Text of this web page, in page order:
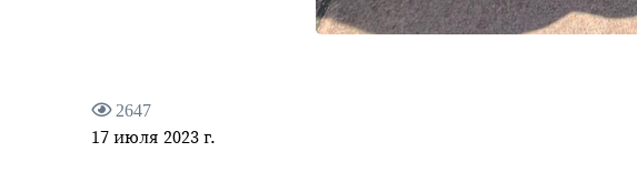
2647
17 июля 2023 г.